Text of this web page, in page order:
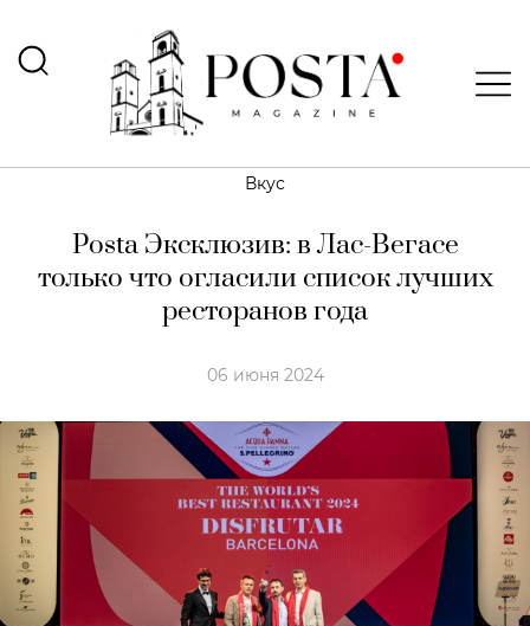
Вкус
Posta Эксклюзив: в Лас-Вегасе
только что огласили список лучших
ресторанов года
06 июня 2024